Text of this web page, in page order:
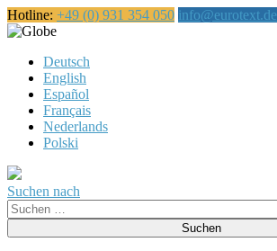
Hotline: +49 (0) 931 354 050 info@eurotext.de
Deutsch
English
Español
Français
Nederlands
Polski
Suchen nach
Suche
nach: